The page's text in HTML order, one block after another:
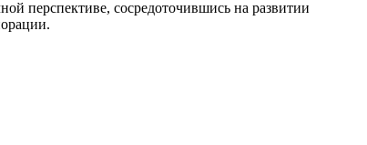
перспективе, сосредоточившись на развитии